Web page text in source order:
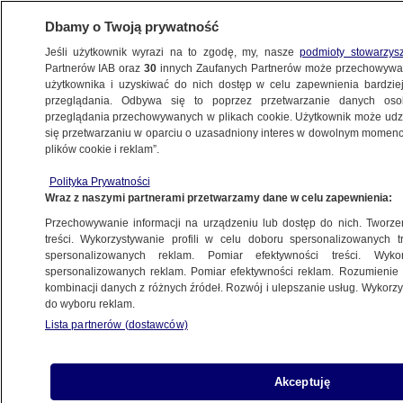
POZNAŃ
Szła ulicą, obejmował ją mężczyzna
27.11.2015, 11:51Aktualizacja:27.11.2015, 13:39
Udostępnij
Dbamy o Twoją prywatność
Jeśli użytkownik wyrazi na to zgodę, my, naszepodmioty
Partnerów IAB oraz30 innych Zaufanych Partnerów może
użytkownika i uzyskiwać do nich dostęp w celu zapewnienia
przeglądania. Odbywa się to poprzez przetwarzanie danych
przeglądania przechowywanych w plikach cookie. Użytkownik może
się przetwarzaniu w oparciu o uzasadniony interes w dowolnym
plików cookie i reklam”.
Polityka Prywatności
Wraz z naszymi partnerami przetwarzamy dane w celu zapewnienia:
Przechowywanie informacji na urządzeniu lub dostęp do nich.
treści. Wykorzystywanie profili w celu doboru spersonalizowanych
spersonalizowanych reklam. Pomiar efektywności treści.
spersonalizowanych reklam. Pomiar efektywności reklam.
kombinacji danych z różnych źródeł. Rozwój i ulepszanie usług.
do wyboru reklam.
Lista partnerów (dostawców)
Akceptuję